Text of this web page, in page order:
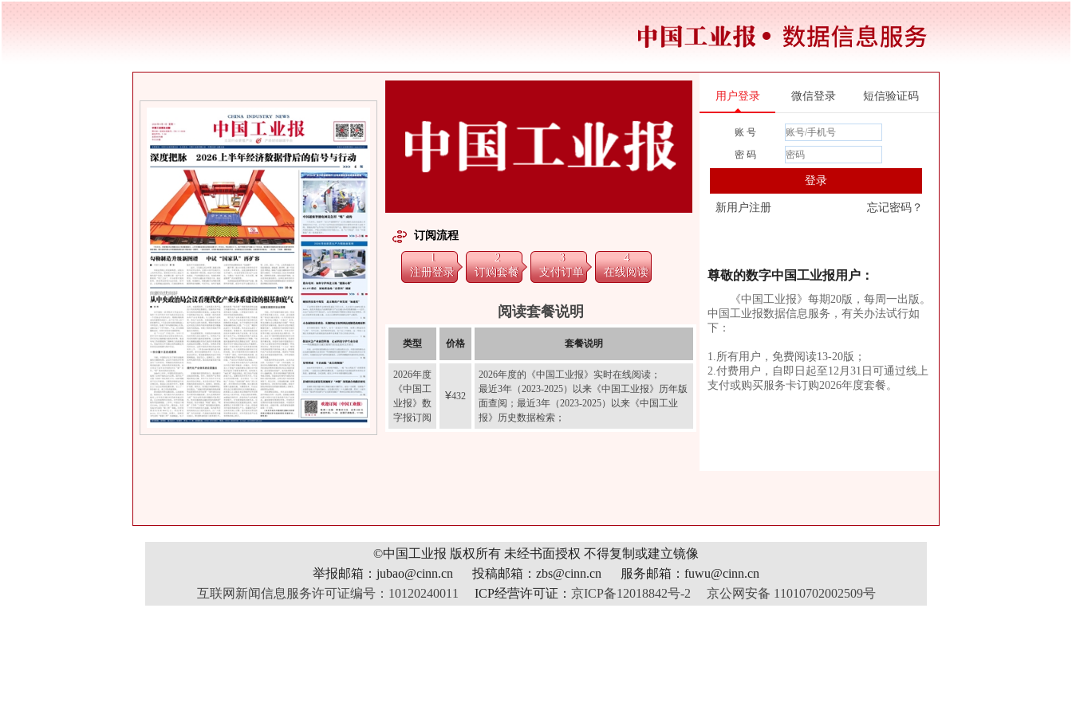
订阅流程
1
注册登录
2
订购套餐
3
支付订单
4
在线阅读
阅读套餐说明
类型 价格 套餐说明
2026年度
《中国工
业报》数
字报订阅
¥432
2026年度的《中国工业报》实时在线阅读；
最近3年（2023-2025）以来《中国工业报》历年版
面查阅；最近3年（2023-2025）以来《中国工业
报》历史数据检索；
用户登录 微信登录 短信验证码
账 号
密 码
登录
新用户注册 忘记密码？
尊敬的数字中国工业报用户：
《中国工业报》每期20版，每周一出版。
中国工业报数据信息服务，有关办法试行如
下：
1.所有用户，免费阅读13-20版；
2.付费用户，自即日起至12月31日可通过线上
支付或购买服务卡订购2026年度套餐。
©中国工业报 版权所有 未经书面授权 不得复制或建立镜像
举报邮箱：jubao@cinn.cn 投稿邮箱：zbs@cinn.cn 服务邮箱：fuwu@cinn.cn
互联网新闻信息服务许可证编号：10120240011
ICP经营许可证： 京ICP备12018842号-2 京公网安备 11010702002509号